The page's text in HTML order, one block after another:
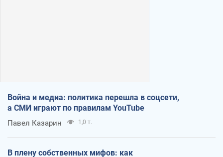
Война и медиа: политика перешла в соцсети,
а СМИ играют по правилам YouTube
Павел Казарин 1,0 т.
В плену собственных мифов: как